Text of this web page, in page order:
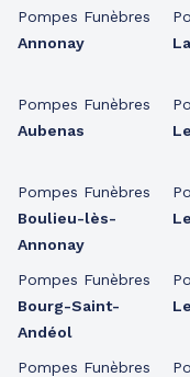
Pompes Funèbres
Annonay
Pompes Funèbres
Aubenas
Pompes Funèbres
Boulieu-lès-
Annonay
Pompes Funèbres
Bourg-Saint-
Andéol
Pompes Funèbres